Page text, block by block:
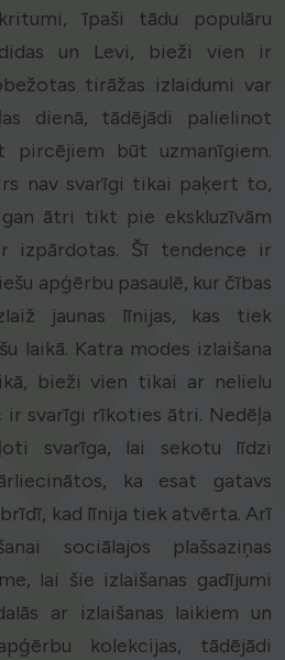
īpaši tādu populāru
un Levi, bieži vien ir
tirāžas izlaidumi var
dienā, tādējādi palielinot
pircējiem būt uzmanīgiem.
nav svarīgi tikai paķert to,
ātri tikt pie ekskluzīvām
izpārdotas. Šī tendence ir
apģērbu pasaulē, kur čības
jaunas līnijas, kas tiek
laikā. Katra modes izlaišana
bieži vien tikai ar nelielu
ir svarīgi rīkoties ātri. Nedēļa
svarīga, lai sekotu līdzi
ka esat gatavs
kad līnija tiek atvērta. Arī
sociālajos plašsaziņas
lai šie izlaišanas gadījumi
ar izlaišanas laikiem un
kolekcijas, tādējādi